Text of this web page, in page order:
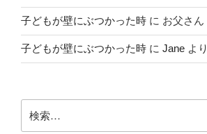
子どもが壁にぶつかった時 に お父さん
子どもが壁にぶつかった時 に Jane より
索: